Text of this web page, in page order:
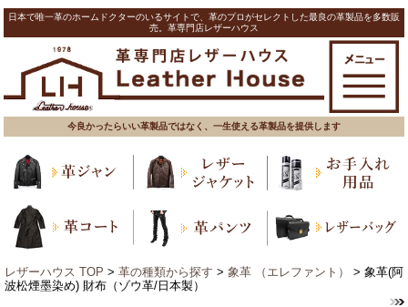
日本で唯一革のホームドクターのいるサイトで、革のプロがセレクトした最良の革製品を多数販
売。革専門店レザーハウス
今良かったらいい革製品ではなく、一生使える革製品を提供します
レザーハウス TOP > 革の種類から探す > 象革 （エレファント）
> 象革(阿
波松煙墨染め) 財布（ゾウ革/日本製）